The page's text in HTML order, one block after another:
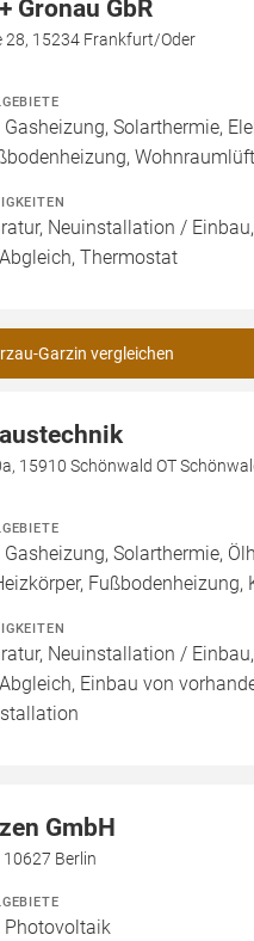
Gronau GbR
28, 15234 Frankfurt/Oder
Solarthermie,
Neuinstallation /
Thermostat
Garzin vergleichen
15910 Schönwald OT
Solarthermie,
Fußbodenheizung,
Neuinstallation /
Einbau von
GmbH
Berlin
Photovoltaik